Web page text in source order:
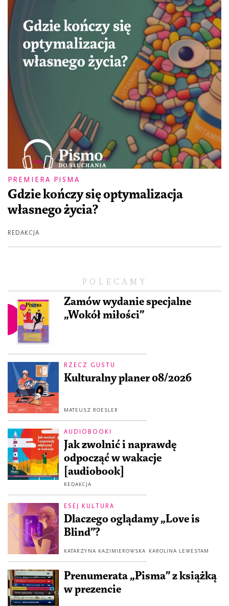
POLECAMY
Zamów wydanie specjalne
„Wokół miłości”
RZECZ GUSTU
Kulturalny planer 08/2026
MATEUSZ ROESLER
AUDIOBOOKI
Jak zwolnić i naprawdę
odpocząć w wakacje
[audiobook]
REDAKCJA
ESEJ KULTURA
Dlaczego oglądamy „Love is
Blind”?
KATARZYNA KAZIMIEROWSKA KAROLINA LEWESTAM
Prenumerata „Pisma” z książką
w prezencie
PREMIERA PISMA
Gdzie kończy się optymalizacja
własnego życia?
REDAKCJA